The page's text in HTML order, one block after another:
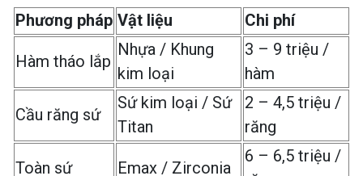
Phương pháp Vật liệu Chi phí
Hàm tháo lắp
Nhựa / Khung
kim loại
3 – 9 triệu /
hàm
Cầu răng sứ
Sứ kim loại / Sứ
Titan
2 – 4,5 triệu /
răng
Toàn sứ Emax / Zirconia
6 – 6,5 triệu /